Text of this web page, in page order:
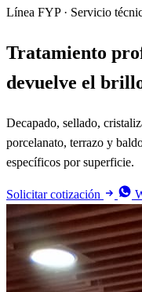
Línea FYP · Servicio
Tratamiento
devuelve el
Decapado, sellado,
porcelanato, terrazo y
específicos por superficie.
Solicitar cotización